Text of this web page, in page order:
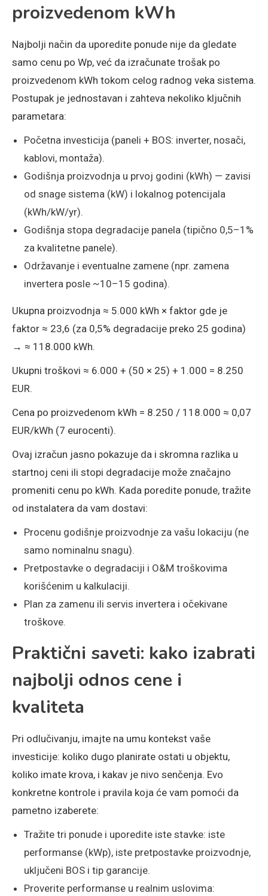
proizvedenom kWh
Najbolji način da uporedite ponude nije da gledate
samo cenu po Wp, već da izračunate trošak po
proizvedenom kWh tokom celog radnog veka sistema.
Postupak je jednostavan i zahteva nekoliko ključnih
parametara:
Početna investicija (paneli + BOS: inverter, nosači,
kablovi, montaža).
Godišnja proizvodnja u prvoj godini (kWh) — zavisi
od snage sistema (kW) i lokalnog potencijala
(kWh/kW/yr).
Godišnja stopa degradacije panela (tipično 0,5–1%
za kvalitetne panele).
Održavanje i eventualne zamene (npr. zamena
invertera posle ~10–15 godina).
Ukupna proizvodnja ≈ 5.000 kWh × faktor gde je
faktor ≈ 23,6 (za 0,5% degradacije preko 25 godina)
→ ≈ 118.000 kWh.
Ukupni troškovi ≈ 6.000 + (50 × 25) + 1.000 = 8.250
EUR.
Cena po proizvedenom kWh = 8.250 / 118.000 ≈ 0,07
EUR/kWh (7 eurocenti).
Ovaj izračun jasno pokazuje da i skromna razlika u
startnoj ceni ili stopi degradacije može značajno
promeniti cenu po kWh. Kada poredite ponude, tražite
od instalatera da vam dostavi:
Procenu godišnje proizvodnje za vašu lokaciju (ne
samo nominalnu snagu).
Pretpostavke o degradaciji i O&M troškovima
korišćenim u kalkulaciji.
Plan za zamenu ili servis invertera i očekivane
troškove.
Praktični saveti: kako izabrati
najbolji odnos cene i
kvaliteta
Pri odlučivanju, imajte na umu kontekst vaše
investicije: koliko dugo planirate ostati u objektu,
koliko imate krova, i kakav je nivo senčenja. Evo
konkretne kontrole i pravila koja će vam pomoći da
pametno izaberete:
Tražite tri ponude i uporedite iste stavke: iste
performanse (kWp), iste pretpostavke proizvodnje,
uključeni BOS i tip garancije.
Proverite performanse u realnim uslovima: